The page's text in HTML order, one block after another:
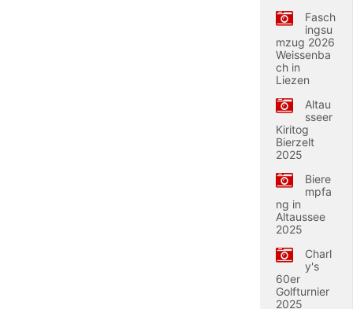
Fasch
ingsu
mzug 2026
Weissenba
ch in
Liezen
Altau
sseer
Kiritog
Bierzelt
2025
Biere
mpfa
ng in
Altaussee
2025
Charl
y's
60er
Golfturnier
2025